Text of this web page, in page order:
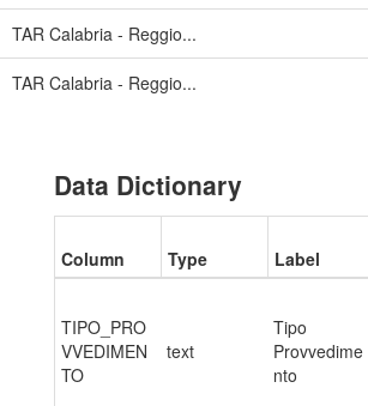
TAR Calabria - Reggio...
TAR Calabria - Reggio...
Data Dictionary
Column Type Label
TIPO_PRO
VVEDIMEN
TO
text
Tipo
Provvedime
nto